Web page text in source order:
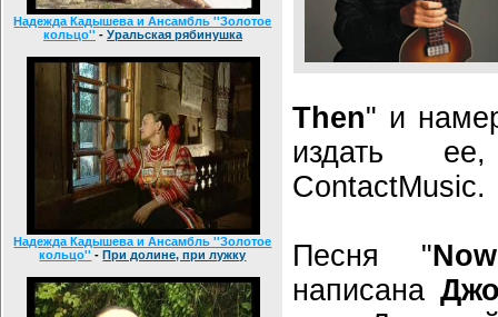
Надежда Кадышева и Ансамбль ''Золотое
кольцо'' - Уральская рябинушка
Надежда Кадышева и Ансамбль ''Золотое
кольцо'' -При долине, при лужку
Then" и
издать
ContactMusic.
Песня "
написана